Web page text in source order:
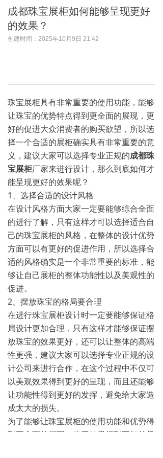
成都珠宝展柜如何能够呈现更好
的效果？
创建时间： 2025年10月9日 21:42
珠宝展柜具有非常重要的使用功能，能够
让珠宝的优势特点得到更全面的展现，更
好的促进大众消费者的购买欲望，所以选
择一个合适的展柜确实具有非常重要的意
义，建议大家可以选择专业正规的成都珠
宝展柜厂家来进行设计，那么到底如何才
能呈现更好的效果呢？
1、选择合适的设计风格
在设计风格方面大家一定要能够综合全面
的进行了解，只有这样才可以选择适合自
己的珠宝展柜的风格，在整体的设计优势
方面可以有更好的促进作用，所以选择合
适的风格确实是一个非常重要的标准，能
够让自己展柜的整体功能性以及美观性的
促进。
2、摆放珠宝的格局要合理
在进行珠宝展柜设计时一定要能够保证格
局设计更加合理，只有这样才能够保证摆
放珠宝的效果更好，还可以让整体的高端
性更强，建议大家可以选择专业正规的设
计公司来进行合作，在这个过程中不仅可
以美观效果得到更好的呈现，而且还能够
让功能性得到更好的发挥，避免给大家造
成太大的损失。
为了能够让珠宝展柜的使用功能和优势得
到更全面的展现，使用效果得到更好的促